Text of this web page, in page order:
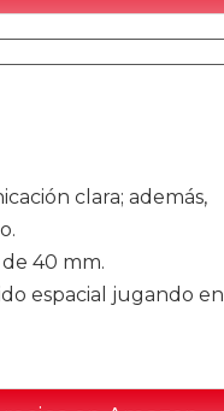
clara; además,
40 mm.
espacial jugando en